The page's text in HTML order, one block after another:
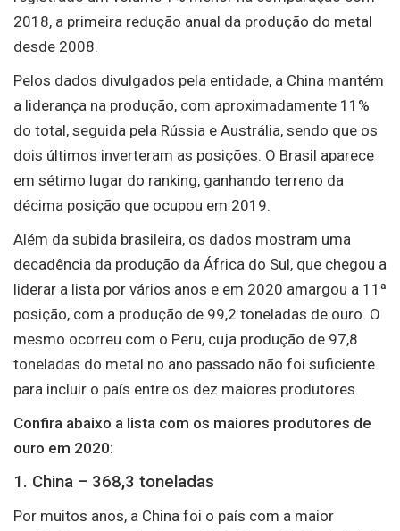
2018, a primeira redução anual da produção do metal
desde 2008.
Pelos dados divulgados pela entidade, a China mantém
a liderança na produção, com aproximadamente 11%
do total, seguida pela Rússia e Austrália, sendo que os
dois últimos inverteram as posições. O Brasil aparece
em sétimo lugar do ranking, ganhando terreno da
décima posição que ocupou em 2019.
Além da subida brasileira, os dados mostram uma
decadência da produção da África do Sul, que chegou a
liderar a lista por vários anos e em 2020 amargou a 11ª
posição, com a produção de 99,2 toneladas de ouro. O
mesmo ocorreu com o Peru, cuja produção de 97,8
toneladas do metal no ano passado não foi suficiente
para incluir o país entre os dez maiores produtores.
Confira abaixo a lista com os maiores produtores de
ouro em 2020:
1. China – 368,3 toneladas
Por muitos anos, a China foi o país com a maior